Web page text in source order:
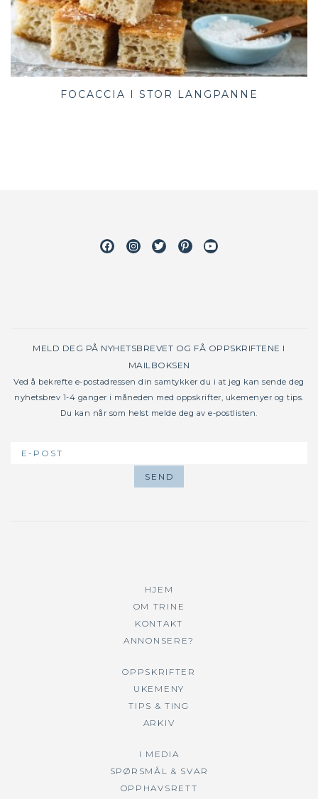
FOCACCIA I STOR LANGPANNE
FacebookInstagram
TwitterPinterestYoutube
MELD DEG PÅ NYHETSBREVET OG FÅ OPPSKRIFTENE I
MAILBOKSEN
Ved å bekrefte e-postadressen din samtykker du i at jeg kan sende deg
nyhetsbrev 1-4 ganger i måneden med oppskrifter, ukemenyer og tips.
Du kan når som helst melde deg av e-postlisten.
HJEM
OM TRINE
KONTAKT
ANNONSERE?
OPPSKRIFTER
UKEMENY
TIPS & TING
ARKIV
I MEDIA
SPØRSMÅL & SVAR
OPPHAVSRETT